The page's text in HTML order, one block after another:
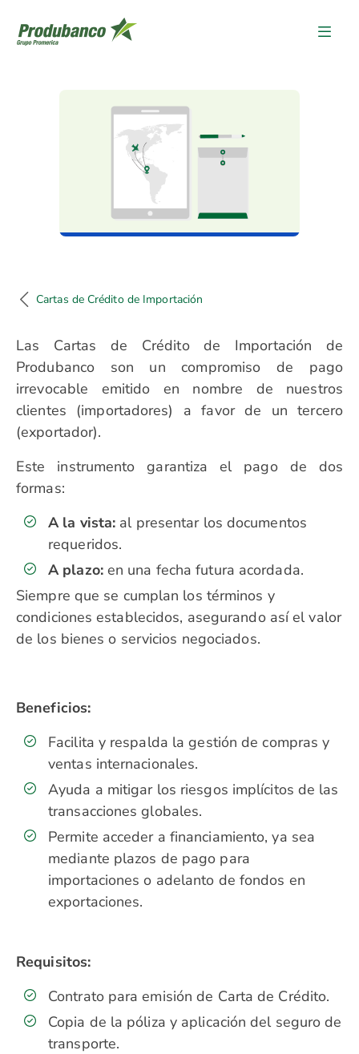
Las Cartas de Crédito de Importación de
Produbanco son un compromiso de pago
irrevocable emitido en nombre de nuestros
clientes (importadores) a favor de un tercero
(exportador).
Este instrumento garantiza el pago de dos
formas:
A la vista: al presentar los documentos
requeridos.
A plazo:en una fecha futura acordada.
Siempre que se cumplan los términos y
condiciones establecidos, asegurando así el valor
de los bienes o servicios negociados.
Beneficios:
Facilita y respalda la gestión de compras y
ventas internacionales.
Ayuda a mitigar los riesgos implícitos de las
transacciones globales.
Permite acceder a financiamiento, ya sea
mediante plazos de pago para
importaciones o adelanto de fondos en
exportaciones.
Requisitos:
Contrato para emisión de Carta de Crédito.
Copia de la póliza y aplicación del seguro de
transporte.
Cartas de Crédito de Importación